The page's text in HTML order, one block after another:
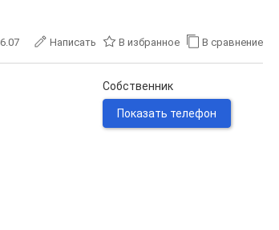
Написать В избранное В сравнение
Собственник
Показать телефон